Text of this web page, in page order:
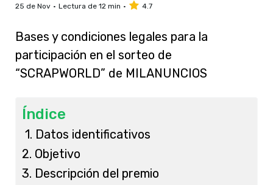
25 de Nov Lectura de 12 min 4.7
Bases y condiciones legales para la
participación en el sorteo de
“SCRAPWORLD” de MILANUNCIOS
Índice
1. Datos identificativos
2. Objetivo
3. Descripción del premio